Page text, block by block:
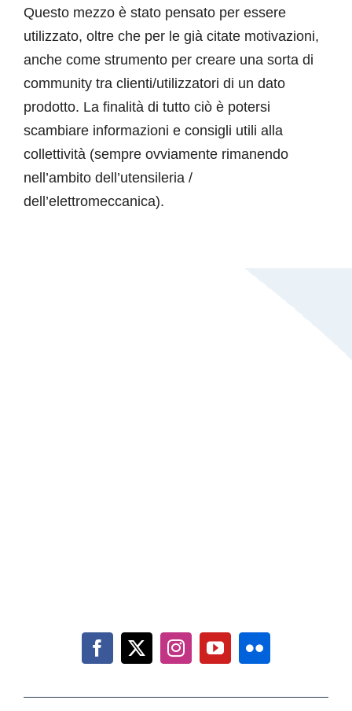
Questo mezzo è stato pensato per essere
utilizzato, oltre che per le già citate motivazioni,
anche come strumento per creare una sorta di
community tra clienti/utilizzatori di un dato
prodotto. La finalità di tutto ciò è potersi
scambiare informazioni e consigli utili alla
collettività (sempre ovviamente rimanendo
nell’ambito dell’utensileria /
dell’elettromeccanica).